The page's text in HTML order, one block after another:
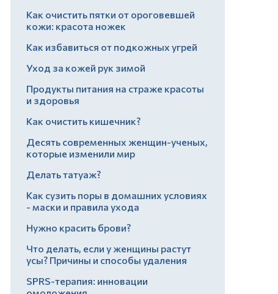
Как очистить пятки от ороговевшей
кожи: красота ножек
Как избавиться от подкожных угрей
Уход за кожей рук зимой
Продукты питания на страже красоты
и здоровья
Как очистить кишечник?
Десять современных женщин-ученых,
которые изменили мир
Делать татуаж?
Как сузить поры в домашних условиях
- маски и правила ухода
Нужно красить брови?
Что делать, если у женщины растут
усы? Причины и способы удаления
SPRS-терапия: инновации